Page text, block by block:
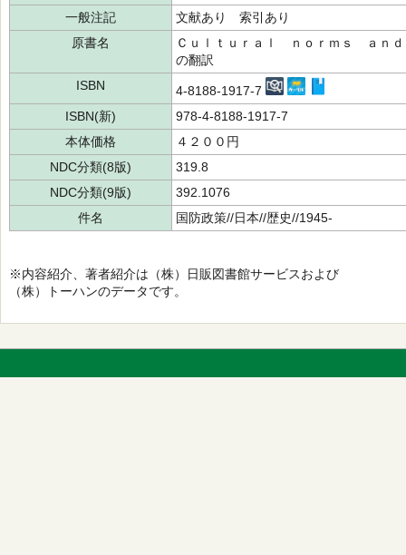
一般注記
文献あり 索引あり
原書名
Ｃｕｌｔｕｒａｌ ｎｏｒｍｓ ａｎ
の翻訳
ISBN
4-8188-1917-7
ISBN(新)
978-4-8188-1917-7
本体価格
４２００円
NDC分類(8版)
319.8
NDC分類(9版)
392.1076
件名
国防政策//日本//歴史//1945-
※内容紹介、著者紹介は（株）日販図書館サービスおよび
（株）トーハンのデータです。